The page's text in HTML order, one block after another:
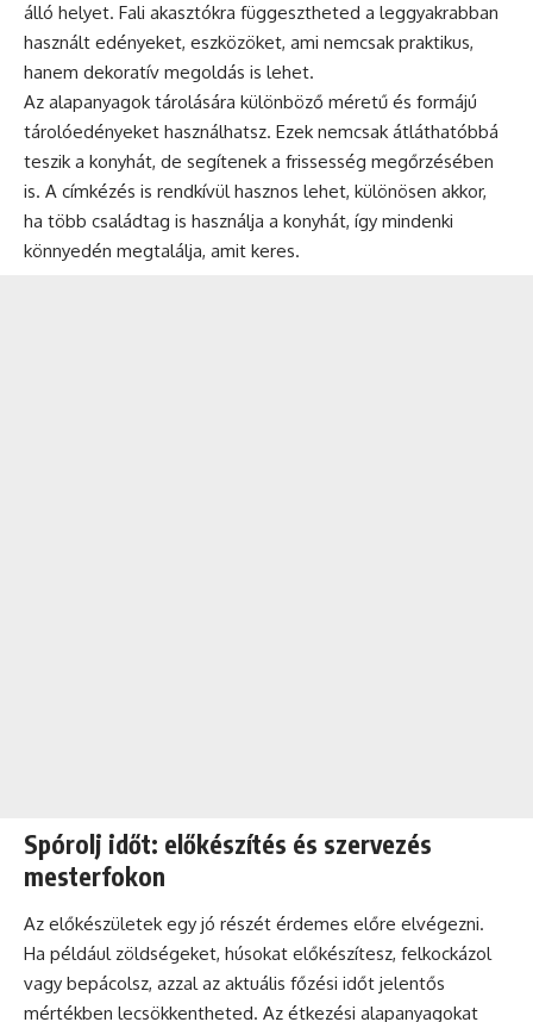
álló helyet. Fali akasztókra függesztheted a leggyakrabban
használt edényeket, eszközöket, ami nemcsak praktikus,
hanem dekoratív megoldás is lehet.
Az alapanyagok tárolására különböző méretű és formájú
tárolóedényeket használhatsz. Ezek nemcsak átláthatóbbá
teszik a konyhát, de segítenek a frissesség megőrzésében
is. A címkézés is rendkívül hasznos lehet, különösen akkor,
ha több családtag is használja a konyhát, így mindenki
könnyedén megtalálja, amit keres.
Spórolj időt: előkészítés és szervezés
mesterfokon
Az előkészületek egy jó részét érdemes előre elvégezni.
Ha például zöldségeket, húsokat előkészítesz, felkockázol
vagy bepácolsz, azzal az aktuális főzési időt jelentős
mértékben lecsökkentheted. Az étkezési alapanyagokat